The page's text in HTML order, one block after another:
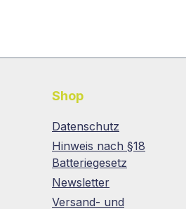
Shop
Datenschutz
Hinweis nach §18
Batteriegesetz
Newsletter
Versand- und